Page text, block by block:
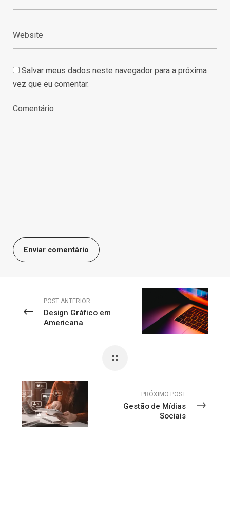
Salvar meus dados neste navegador para a próxima
vez que eu comentar.
POST ANTERIOR
Design Gráfico em
Americana
PRÓXIMO POST
Gestão de Mídias
Sociais